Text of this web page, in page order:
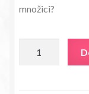
množici?